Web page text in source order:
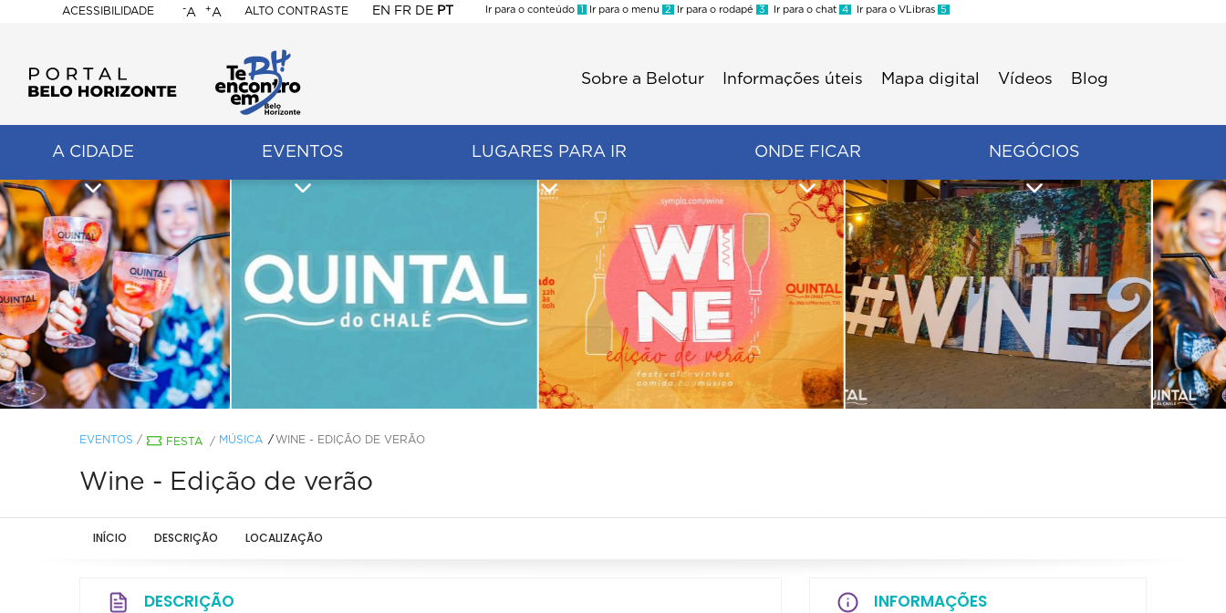
ACESSIBILIDADE
BELO
HORIZONTE
-A +A ALTO CONTRASTE EN FR DE PT
Ir para o conteúdo 1 Ir para o menu 2 Ir para o rodapé 3 Ir para o chat 4 Ir para o VLibras 5
Sobre a Belotur Informações úteis Mapa digital Vídeos Blog
A CIDADE EVENTOS LUGARES PARA IR ONDE FICAR NEGÓCIOS
EVENTOS / FESTA / MÚSICA WINE - EDIÇÃO DE VERÃO
Wine - Edição de verão
INÍCIO DESCRIÇÃO LOCALIZAÇÃO
DESCRIÇÃO INFORMAÇÕES